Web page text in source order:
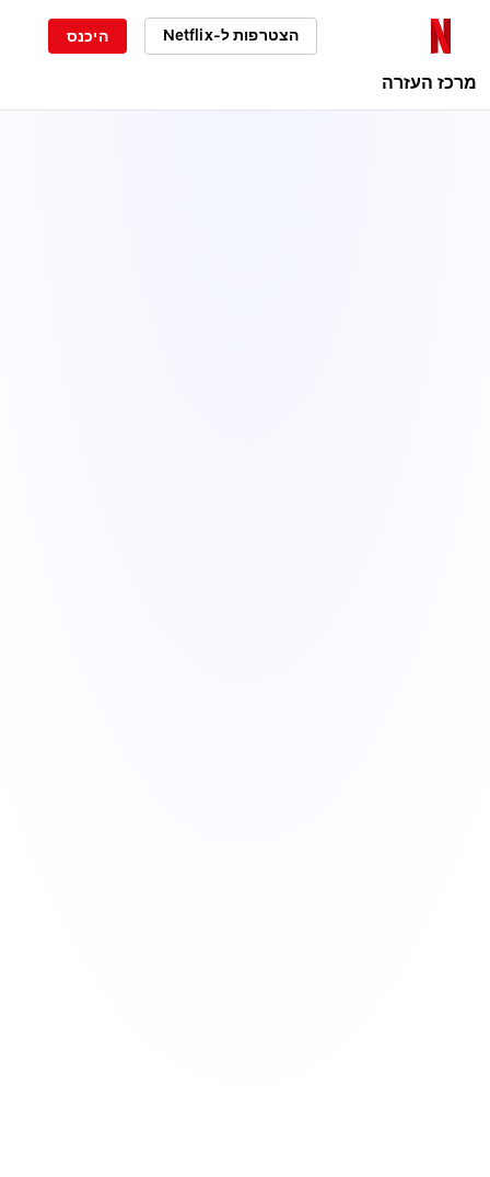
הצטרפות ל-Netflix היכנס
מרכז העזרה